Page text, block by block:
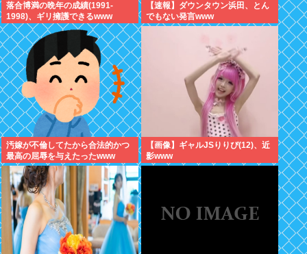
落合博満の晩年の成績(1991-
1998)、ギリ擁護できるwww
【速報】ダウンタウン浜田、とん
でもない発言www
汚嫁が不倫してたから合法的かつ
最高の屈辱を与えたったwww
【画像】ギャルJSりりぴ(12)、近
影www